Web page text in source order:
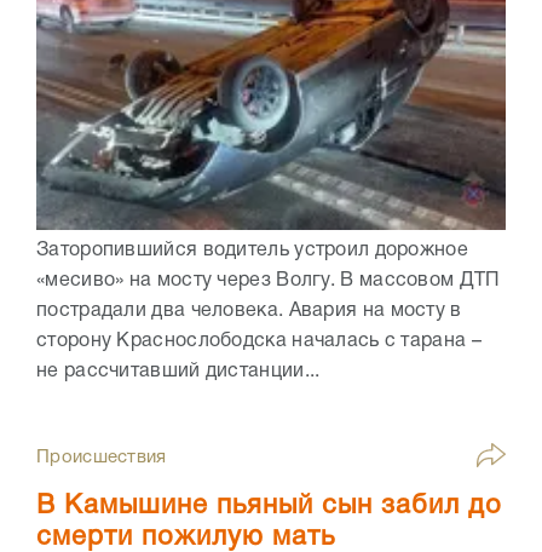
Заторопившийся водитель устроил дорожное
«месиво» на мосту через Волгу. В массовом ДТП
пострадали два человека. Авария на мосту в
сторону Краснослободска началась с тарана –
не рассчитавший дистанции...
Происшествия
В Камышине пьяный сын забил до
смерти пожилую мать